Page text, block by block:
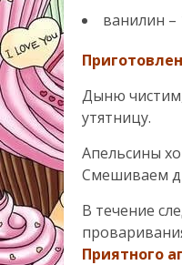
ванилин –
Дыню
утятницу.
Апельсины
Смешиваем
В течение
Приятного